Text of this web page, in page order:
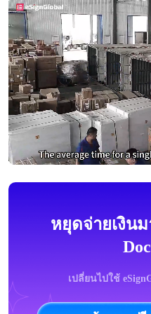
หยุดจ่ายเงิน
เปลี่ยนไปใช้